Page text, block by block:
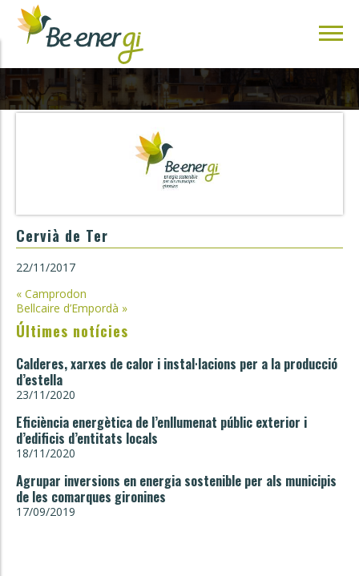
Cervià de Ter
22/11/2017
Navegació
d'entrades
« Camprodon
Bellcaire d’Empordà »
Últimes notícies
Calderes, xarxes de calor i instal·lacions per a la producció
d’estella
23/11/2020
Eficiència energètica de l’enllumenat públic exterior i
d’edificis d’entitats locals
18/11/2020
Agrupar inversions en energia sostenible per als municipis
de les comarques gironines
17/09/2019